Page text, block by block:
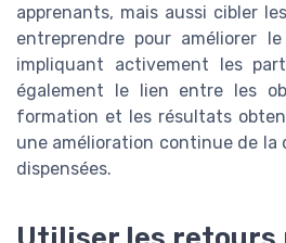
apprenants, mais aussi cibler
entreprendre pour améliorer
impliquant activement les
également le lien entre les
formation et les résultats
une amélioration continue de
dispensées.